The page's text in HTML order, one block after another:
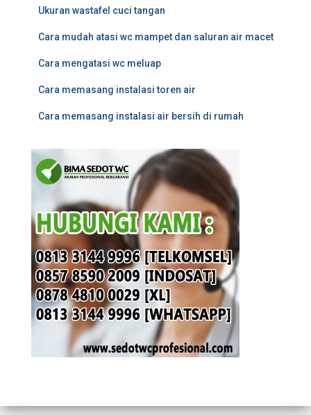
Ukuran wastafel cuci tangan
Cara mudah atasi wc mampet dan saluran air macet
Cara mengatasi wc meluap
Cara memasang instalasi toren air
Cara memasang instalasi air bersih di rumah